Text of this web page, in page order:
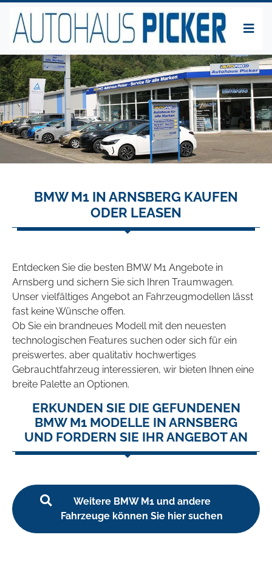
BMW M1 IN ARNSBERG KAUFEN
ODER LEASEN
Entdecken Sie die besten BMW M1 Angebote in
Arnsberg und sichern Sie sich Ihren Traumwagen.
Unser vielfältiges Angebot an Fahrzeugmodellen lässt
fast keine Wünsche offen.
Ob Sie ein brandneues Modell mit den neuesten
technologischen Features suchen oder sich für ein
preiswertes, aber qualitativ hochwertiges
Gebrauchtfahrzeug interessieren, wir bieten Ihnen eine
breite Palette an Optionen.
ERKUNDEN SIE DIE GEFUNDENEN
BMW M1 MODELLE IN ARNSBERG
UND FORDERN SIE IHR ANGEBOT AN
Weitere BMW M1 und andere
Fahrzeuge können Sie hier suchen